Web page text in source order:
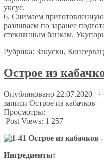
уксус.
6. Снимаем приготовленную
разливаем по заранее
стеклянным банкам.
Рубрика: Закуски,
Острое из
Опубликовано 22.07.2020
записи Острое из кабачков
Просмотры:
Post Views: 1 257
Ингредиенты: